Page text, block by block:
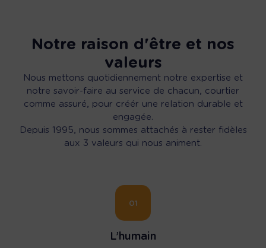
Notre raison d'être et nos
valeurs
Nous mettons quotidiennement notre expertise et
notre savoir-faire au service de chacun, courtier
comme assuré, pour créér une relation durable et
engagée.
Depuis 1995, nous sommes attachés à rester fidèles
aux 3 valeurs qui nous animent.
01
L’humain